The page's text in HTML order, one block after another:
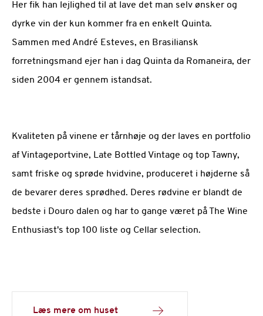
Her fik han lejlighed til at lave det man selv ønsker og
dyrke vin der kun kommer fra en enkelt Quinta.
Sammen med André Esteves, en Brasiliansk
forretningsmand ejer han i dag Quinta da Romaneira, der
siden 2004 er gennem istandsat.
Kvaliteten på vinene er tårnhøje og der laves en portfolio
af Vintageportvine, Late Bottled Vintage og top Tawny,
samt friske og sprøde hvidvine, produceret i højderne så
de bevarer deres sprødhed. Deres rødvine er blandt de
bedste i Douro dalen og har to gange været på The Wine
Enthusiast's top 100 liste og Cellar selection.
Læs mere om huset